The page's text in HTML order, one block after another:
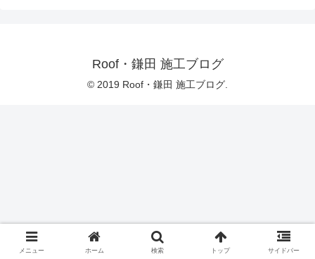
Roof・鎌田 施工ブログ
© 2019 Roof・鎌田 施工ブログ.
メニュー ホーム 検索 トップ サイドバー